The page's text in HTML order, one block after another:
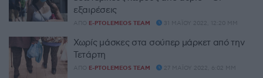
εξαιρέσεις
ΑΠΌ E-PTOLEMEOS TEAM 31 ΜΑΪ́ΟΥ 2022, 12:20 ΜΜ
Χωρίς μάσκες στα σούπερ μάρκετ από την
Τετάρτη
ΑΠΌ E-PTOLEMEOS TEAM 27 ΜΑΪ́ΟΥ 2022, 6:02 ΜΜ